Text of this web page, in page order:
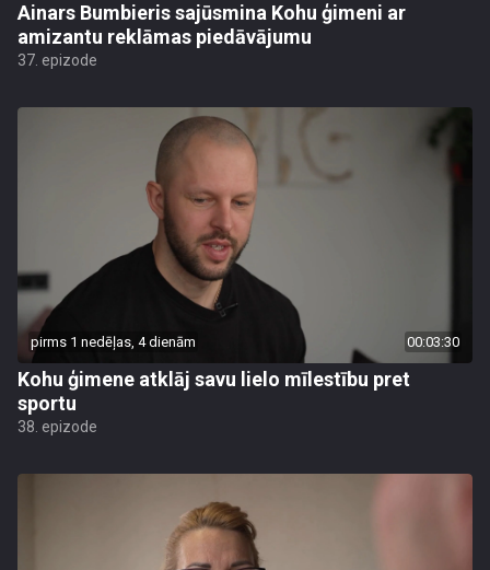
Ainars Bumbieris sajūsmina Kohu ģimeni ar
amizantu reklāmas piedāvājumu
37. epizode
pirms 1 nedēļas, 4 dienām 00:03:30
Kohu ģimene atklāj savu lielo mīlestību pret
sportu
38. epizode